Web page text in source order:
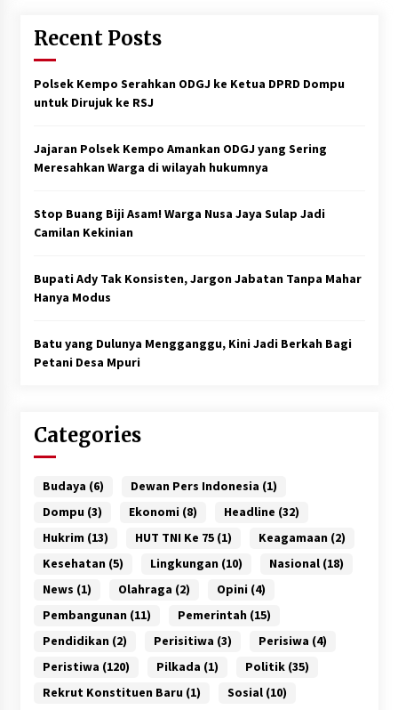
Recent Posts
Polsek Kempo Serahkan ODGJ ke Ketua DPRD Dompu
untuk Dirujuk ke RSJ
Jajaran Polsek Kempo Amankan ODGJ yang Sering
Meresahkan Warga di wilayah hukumnya
Stop Buang Biji Asam! Warga Nusa Jaya Sulap Jadi
Camilan Kekinian
Bupati Ady Tak Konsisten, Jargon Jabatan Tanpa Mahar
Hanya Modus
Batu yang Dulunya Mengganggu, Kini Jadi Berkah Bagi
Petani Desa Mpuri
Categories
Budaya (6) Dewan Pers Indonesia (1)
Dompu (3) Ekonomi (8) Headline (32)
Hukrim (13) HUT TNI Ke 75(1) Keagamaan (2)
Kesehatan (5) Lingkungan (10) Nasional(18)
News (1) Olahraga (2) Opini (4)
Pembangunan (11) Pemerintah (15)
Pendidikan (2) Perisitiwa (3) Perisiwa (4)
Peristiwa (120) Pilkada (1) Politik(35)
Rekrut Konstituen Baru (1) Sosial(10)